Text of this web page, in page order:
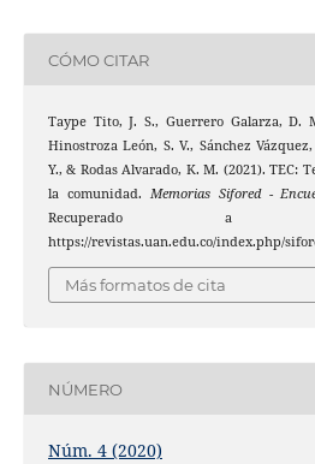
CÓMO CITAR
Taype Tito, J. S., Guerrero Galarza, D.
Hinostroza León, S. V., Sánchez
Y., & Rodas Alvarado, K. M. (2021). TEC:
la comunidad. Memorias Sifored -
Recuperado
https://revistas.uan.edu.co/index.php/
Más formatos de cita
NÚMERO
Núm. 4 (2020)